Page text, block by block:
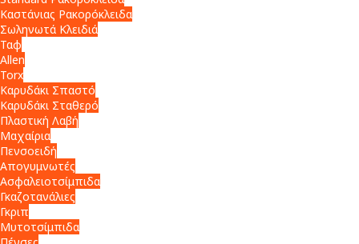
Καστάνιας Ρακορόκλειδα
Σωληνωτά Κλειδιά
Ταφ
Allen
Torx
Καρυδάκι Σπαστό
Καρυδάκι Σταθερό
Πλαστική Λαβή
Μαχαίρια
Πενσοειδή
Απογυμνωτές
Ασφαλειοτσίμπιδα
Γκαζοτανάλιες
Γκριπ
Μυτοτσίμπιδα